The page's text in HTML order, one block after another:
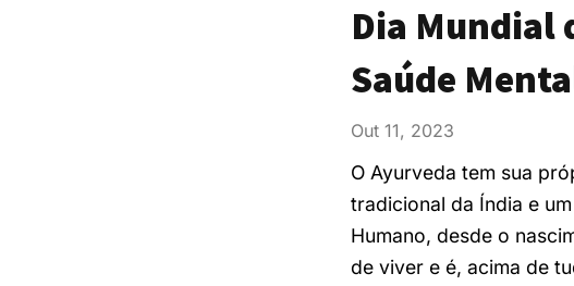
Dia Mundial
Saúde
Out 11, 2023
O Ayurveda tem sua
tradicional da Índia e
Humano, desde o
de viver e é, acima de